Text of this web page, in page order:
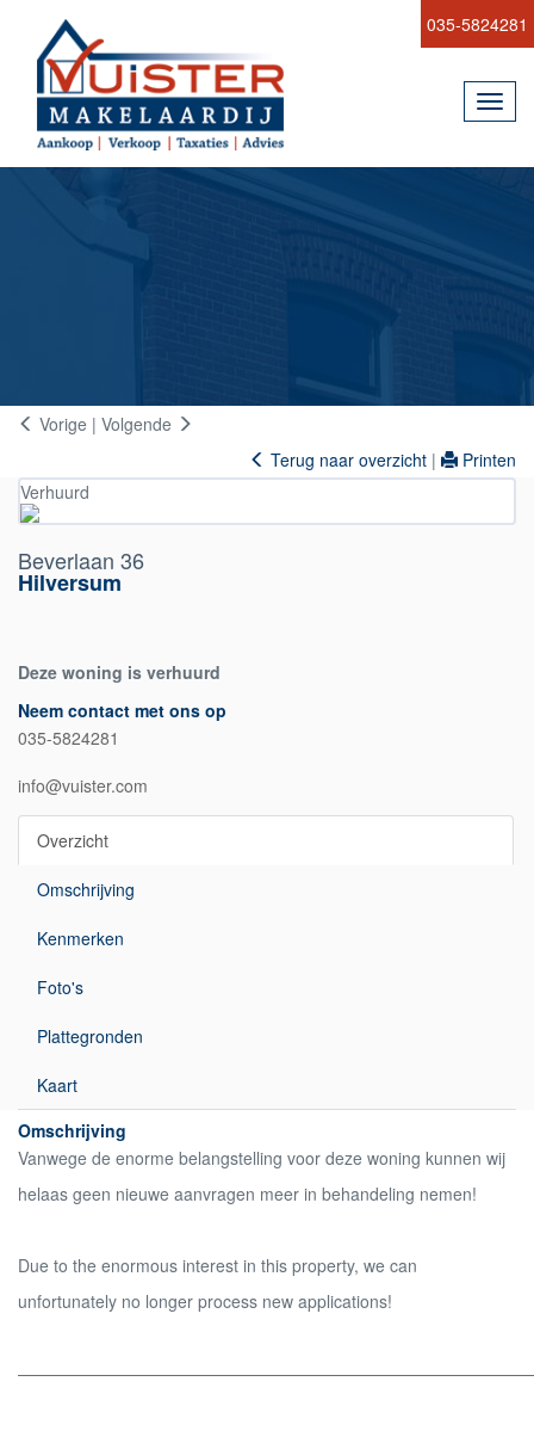
035-5824281
Vorige | Volgende
Terug naar overzicht |
Printen
Verhuurd
Beverlaan 36
Hilversum
Deze woning is verhuurd
Neem contact met ons op
035-5824281
info@vuister.com
Overzicht
Omschrijving
Kenmerken
Foto's
Plattegronden
Kaart
Omschrijving
Vanwege de enorme belangstelling voor deze woning kunnen wij
helaas geen nieuwe aanvragen meer in behandeling nemen!
Due to the enormous interest in this property, we can
unfortunately no longer process new applications!